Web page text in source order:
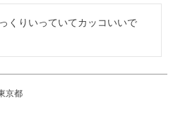
くりいっていてカッコいいで
京都